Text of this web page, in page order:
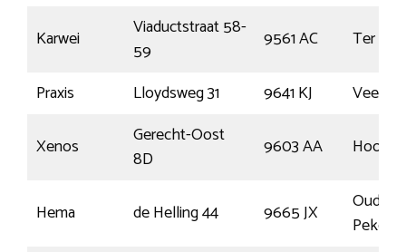
Karwei
Viaductstraat 58-
59
9561 AC
Ter
Praxis
Lloydsweg 31 9641 KJ
Xenos
Gerecht-Oost
8D
9603 AA
Hema de Helling 44 9665 JX
Oude
Pekela